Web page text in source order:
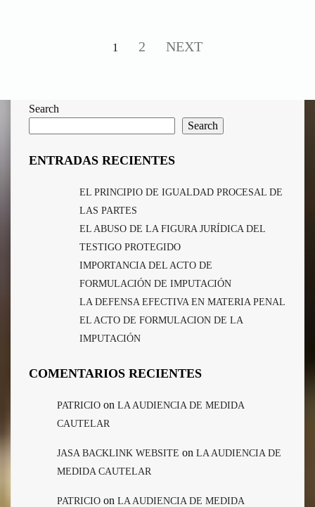
1 2 NEXT
Search
Search
ENTRADAS RECIENTES
EL PRINCIPIO DE IGUALDAD PROCESAL DE
LAS PARTES
EL ABUSO DE LA FIGURA JURÍDICA DEL
TESTIGO PROTEGIDO
IMPORTANCIA DEL ACTO DE
FORMULACIÓN DE IMPUTACIÓN
LA DEFENSA EFECTIVA EN MATERIA PENAL
EL ACTO DE FORMULACION DE LA
IMPUTACIÓN
COMENTARIOS RECIENTES
PATRICIO on LA AUDIENCIA DE MEDIDA
CAUTELAR
JASA BACKLINK WEBSITE on LA AUDIENCIA DE
MEDIDA CAUTELAR
PATRICIO on LA AUDIENCIA DE MEDIDA